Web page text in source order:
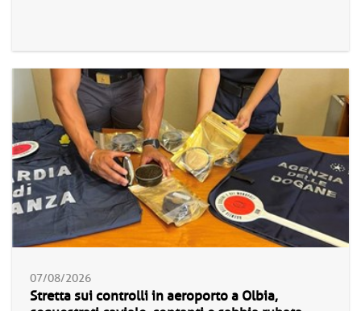
07/08/2026
Stretta sui controlli in aeroporto a Olbia,